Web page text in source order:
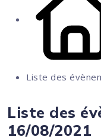
Liste des
Liste des
16/08/2021